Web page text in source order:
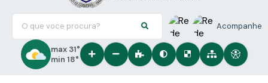
O que voce procura? Acompanhe
max 31°
min 18°